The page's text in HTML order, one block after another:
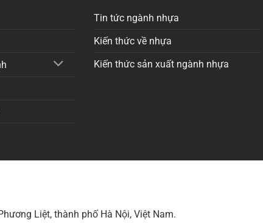
Tin tức ngành nhựa
Kiến thức về nhựa
Kiến thức sản xuất ngành nhựa
Liệt, thành phố Hà Nội, Việt Nam.